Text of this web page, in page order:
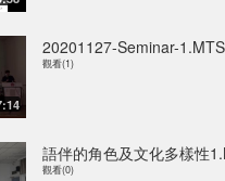
20201127-Seminar-1.MTS
觀看(1)
語伴的角色及文化多樣性
觀看(0)